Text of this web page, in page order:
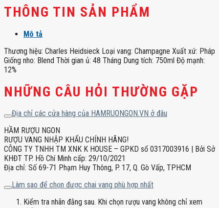
THÔNG TIN SẢN PHẨM
Mô tả
Thương hiệu: Charles Heidsieck Loại vang: Champagne Xuất xứ: Pháp
Giống nho: Blend Thời gian ủ: 48 Tháng Dung tích: 750ml Độ mạnh:
12%
NHỮNG CÂU HỎI THƯỜNG GẶP
Địa chỉ các cửa hàng của HAMRUONGON.VN ở đâu
HẦM RƯỢU NGON
RƯỢU VANG NHẬP KHẨU CHÍNH HÃNG!
CÔNG TY TNHH TM XNK K HOUSE – GPKD số 0317003916 | Bởi Sở
KHĐT TP. Hồ Chí Minh cấp: 29/10/2021
Địa chỉ: Số 69-71 Phạm Huy Thông, P. 17, Q. Gò Vấp, TPHCM
Làm sao để chọn được chai vang phù hợp nhất
Kiểm tra nhãn đằng sau. Khi chọn rượu vang không chỉ xem